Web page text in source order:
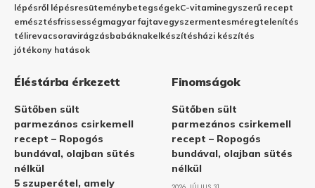
lépésről lépésresüteménybetegségekC-vitaminegyszerű recept
emésztésfrissességmagyar fajtavegyszermentesméregtelenítés
télirevacsoravirágzásbabáknakelkészítésházi készítés
jótékony hatások
Éléstárba érkezett
Sütőben sült
parmezános csirkemell
recept – Ropogós
bundával, olajban sütés
nélkül
5 szuperétel, amely
Finomságok
Sütőben sült
parmezános csirkemell
recept – Ropogós
bundával, olajban sütés
nélkül